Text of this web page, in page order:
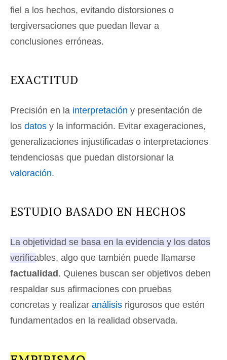
fiel a los hechos, evitando distorsiones o
tergiversaciones que puedan llevar a
conclusiones erróneas.
EXACTITUD
Precisión en la interpretación y presentación de
los datos y la información. Evitar exageraciones,
generalizaciones injustificadas o interpretaciones
tendenciosas que puedan distorsionar la
valoración.
ESTUDIO BASADO EN HECHOS
La objetividad se basa en la evidencia y los datos
verificables, algo que también puede llamarse
factualidad. Quienes buscan ser objetivos deben
respaldar sus afirmaciones con pruebas
concretas y realizar análisis rigurosos que estén
fundamentados en la realidad observada.